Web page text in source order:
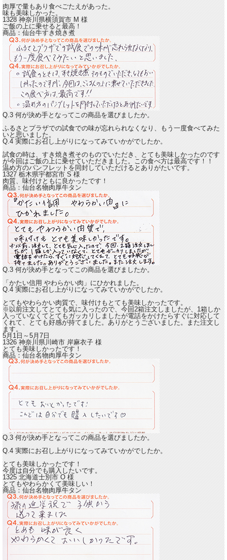
肉厚で量もあり食べごたえがあった。
味も美味しかった。
1328 神奈川県横須賀市M様
ご飯の上に乗せると最高！
商品：仙台牛すき焼き煮
Q.3 何が決め手となってこの商品を選びましたか。
ふるさとプラザでの試食での味が忘れられなくなり、もう一度食べてみた
いと思いました。
Q.4 実際にお召し上がりになってみていかがでしたか。
試食の時は、すき焼き煮そのものでいただき、とても美味しかったのです
が今回はご飯の上に乗せていただきました。この食べ方は最高です！！
温め方のパンフレットを同封していただけるとありがたいです。
1327 栃木県宇都宮市S様
肉質、味付けともに良かったです！
商品：仙台名物肉厚牛タン
Q.3 何が決め手となってこの商品を選びましたか。
「かたい信用 やわらかい肉」にひかれました。
Q.4 実際にお召し上がりになってみていかがでしたか。
とてもやわらかい肉質で、味付けもとても美味しかったです。
※以前注文してとても気に入ったので、今回2箱注文しましたが、1箱しか
入っていなくてとてもガッカリしましたが電話をかけたらすぐに対応して
くれて、とても好感が持てました。ありがとうございました。また注文し
ます。
5月1日～5月7日
1326 神奈川県川崎市岸麻衣子様
とても美味しかったです！
商品：仙台名物肉厚牛タン
Q.3 何が決め手となってこの商品を選びましたか。
Q.4 実際にお召し上がりになってみていかがでしたか。
とても美味しかったです！
今度は自分でも購入したいです。
1325 北海道士別市O様
とてもやわらかくて美味しい！
商品：仙台名物肉厚牛タン